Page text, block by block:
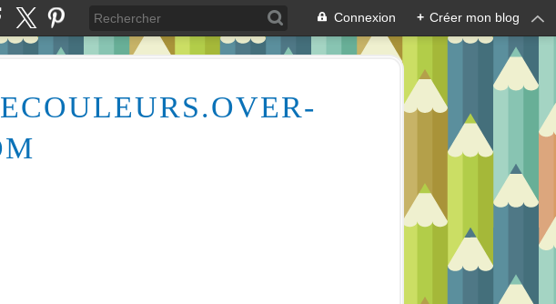
Connexion + Créer mon blog